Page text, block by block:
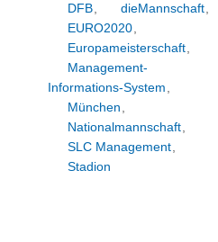
DFB
dieMannschaft
EURO2020
Europameisterschaft
Management-
Informations-System
München
Nationalmannschaft
SLC Management
Stadion